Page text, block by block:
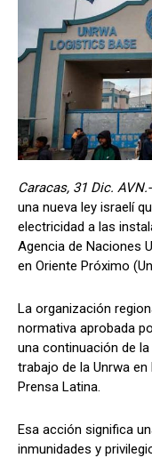
Caracas, 31 Dic. AVN.-
una nueva ley israelí
electricidad a las
Agencia de Naciones
en Oriente Próximo
La organización
normativa aprobada
una continuación de
trabajo de la Unrwa
Prensa Latina.
Esa acción significa
inmunidades y